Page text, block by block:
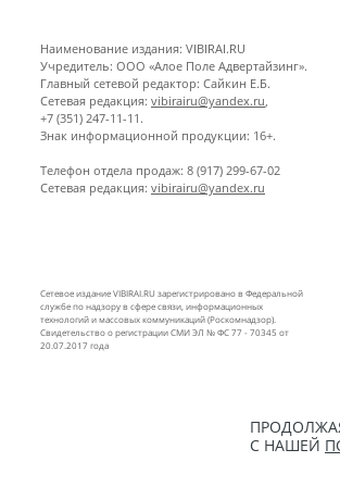
Наименование издания: VIBIRAI.RU
Учредитель: ООО «Алое Поле Адвертайзинг».
Главный сетевой редактор: Сайкин Е.Б.
Сетевая редакция: vibirairu@yandex.ru
+7 (351) 247-11-11.
Знак информационной продукции: 16+.
Телефон отдела продаж: 8 (917) 299-67-02
Сетевая редакция: vibirairu@yandex.ru
Сетевое издание VIBIRAI.RU зарегистрировано в Федеральной
службе по надзору в сфере связи, информационных
технологий и массовых коммуникаций (Роскомнадзор).
Свидетельство о регистрации СМИ ЭЛ № ФС 77 - 70345 от
20.07.2017 года
С НАШЕЙ